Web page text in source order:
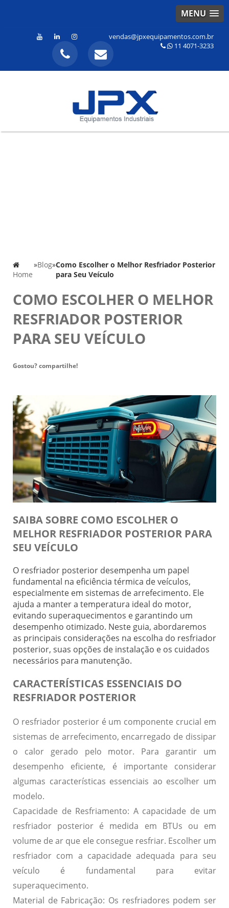
MENU
vendas@jpxequipamentos.com.br
11 4071-3233
Home
»Blog»Como Escolher o Melhor Resfriador Posterior
para Seu Veículo
COMO ESCOLHER O MELHOR
RESFRIADOR POSTERIOR
PARA SEU VEÍCULO
Gostou? compartilhe!
SAIBA SOBRE COMO ESCOLHER O
MELHOR RESFRIADOR POSTERIOR PARA
SEU VEÍCULO
O resfriador posterior desempenha um papel
fundamental na eficiência térmica de veículos,
especialmente em sistemas de arrefecimento. Ele
ajuda a manter a temperatura ideal do motor,
evitando superaquecimentos e garantindo um
desempenho otimizado. Neste guia, abordaremos
as principais considerações na escolha do resfriador
posterior, suas opções de instalação e os cuidados
necessários para manutenção.
CARACTERÍSTICAS ESSENCIAIS DO
RESFRIADOR POSTERIOR
O resfriador posterior é um componente crucial em
sistemas de arrefecimento, encarregado de dissipar
o calor gerado pelo motor. Para garantir um
desempenho eficiente, é importante considerar
algumas características essenciais ao escolher um
modelo.
Capacidade de Resfriamento: A capacidade de um
resfriador posterior é medida em BTUs ou em
volume de ar que ele consegue resfriar. Escolher um
resfriador com a capacidade adequada para seu
veículo é fundamental para evitar
superaquecimento.
Material de Fabricação: Os resfriadores podem ser